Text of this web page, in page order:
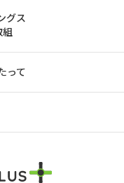
グス
って